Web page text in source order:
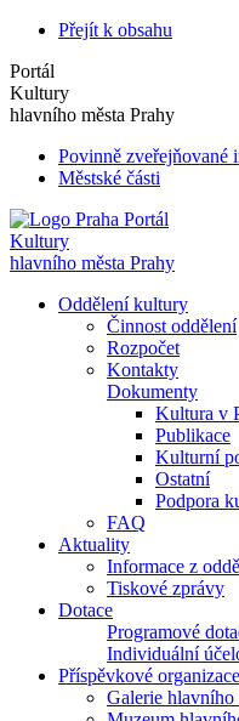
Přejít k obsahu
Portál
Kultury
hlavního města Prahy
Povinně zveřejňované
Městské části
Portál
Kultury
hlavního města Prahy
Oddělení kultury
Činnost oddělení
Rozpočet
Kontakty
Dokumenty
Kultura v
Publikace
Kulturní
Ostatní
Podpora
FAQ
Aktuality
Informace z
Tiskové zprávy
Dotace
Programové
Individuální
Příspěvkové organizace
Galerie hlavního